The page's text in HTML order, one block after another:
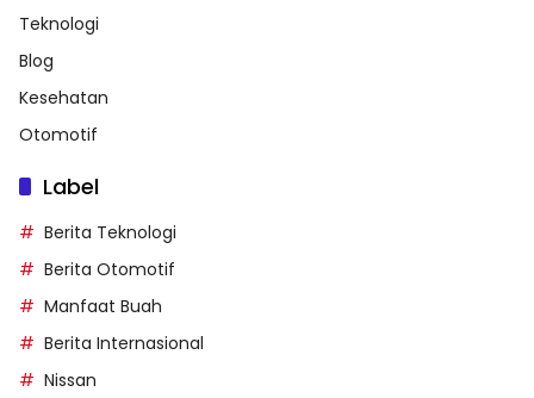
Teknologi
Blog
Kesehatan
Otomotif
Label
Berita Teknologi
Berita Otomotif
Manfaat Buah
Berita Internasional
Nissan